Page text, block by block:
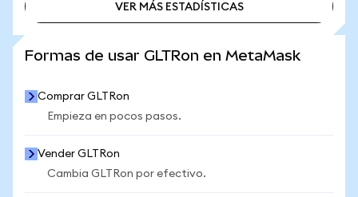
VER MÁS ESTADÍSTICAS
Formas de usar GLTRon en MetaMask
Comprar GLTRon
Empieza en pocos pasos.
Vender GLTRon
Cambia GLTRon por efectivo.